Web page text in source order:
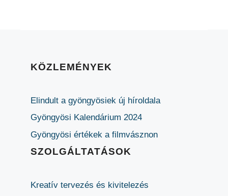
KÖZLEMÉNYEK
Elindult a gyöngyösiek új híroldala
Gyöngyösi Kalendárium 2024
Gyöngyösi értékek a filmvásznon
SZOLGÁLTATÁSOK
Kreatív tervezés és kivitelezés